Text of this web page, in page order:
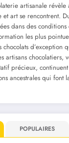
artisanale
et art se rencontrent.
dans des conditions
les plus
d’exception
artisans chocolatiers,
précieux,
ancestrales qui font
POPULAIRES